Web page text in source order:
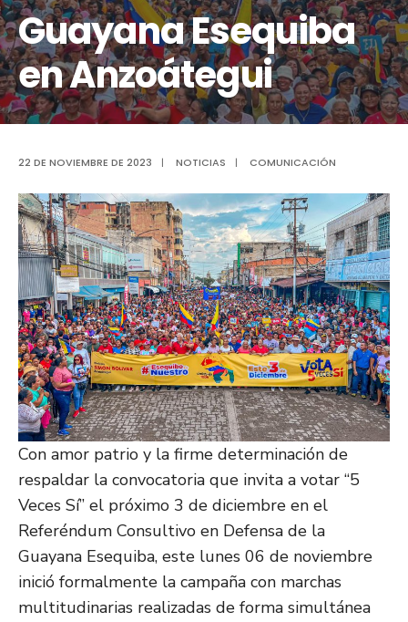
Guayana Esequiba
en Anzoátegui
22 DE NOVIEMBRE DE 2023 | NOTICIAS | COMUNICACIÓN
Con amor patrio y la firme determinación de
respaldar la convocatoria que invita a votar “5
Veces Sí” el próximo 3 de diciembre en el
Referéndum Consultivo en Defensa de la
Guayana Esequiba, este lunes 06 de noviembre
inició formalmente la campaña con marchas
multitudinarias realizadas de forma simultánea